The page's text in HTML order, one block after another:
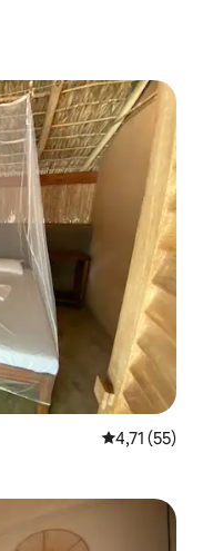
4,71 de uma
4,71 (55)